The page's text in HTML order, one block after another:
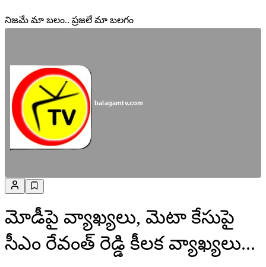
నిజమే మా బలం.. ప్రజలే మా బలగం
balagamtv.com
మోడీపై వ్యాఖ్యలు, మెటా కేసుపై
సీఎం రేవంత్ రెడ్డి కీలక వ్యాఖ్యలు...